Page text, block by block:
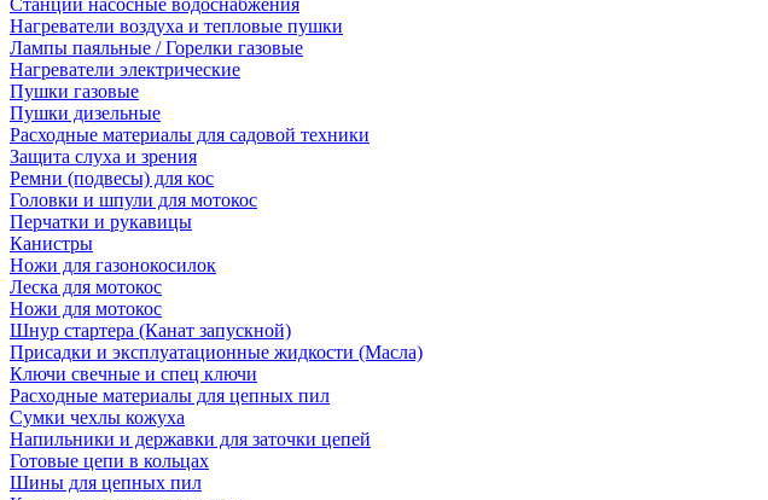
Станции насосные водоснабжения
Нагреватели воздуха и тепловые пушки
Лампы паяльные / Горелки газовые
Нагреватели электрические
Пушки газовые
Пушки дизельные
Расходные материалы для садовой техники
Защита слуха и зрения
Ремни (подвесы) для кос
Головки и шпули для мотокос
Перчатки и рукавицы
Канистры
Ножи для газонокосилок
Леска для мотокос
Ножи для мотокос
Шнур стартера (Канат запускной)
Присадки и эксплуатационные жидкости (Масла)
Ключи свечные и спец ключи
Расходные материалы для цепных пил
Сумки чехлы кожуха
Напильники и державки для заточки цепей
Готовые цепи в кольцах
Шины для цепных пил